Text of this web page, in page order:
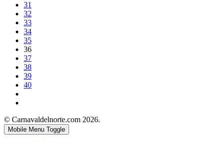
31
32
33
34
35
36
37
38
39
40
© Carnavaldelnorte.com 2026.
Mobile Menu Toggle